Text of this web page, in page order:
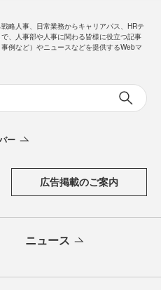
略人事、日常業務からキャリアパス、HRテ
、人事部や人事に関わる皆様に役立つ記事
事例など）やニュースなどを提供するWebマ
ー
広告掲載のご案内
ニュース